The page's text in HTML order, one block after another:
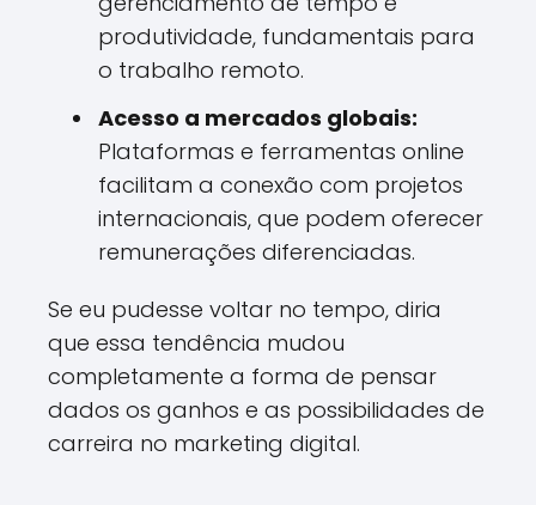
produtividade, fundamentais para
o trabalho remoto.
Acesso a mercados globais:
Plataformas e ferramentas online
facilitam a conexão com projetos
internacionais, que podem oferecer
remunerações diferenciadas.
Se eu pudesse voltar no tempo, diria
que essa tendência mudou
completamente a forma de pensar
dados os ganhos e as possibilidades de
carreira no marketing digital.